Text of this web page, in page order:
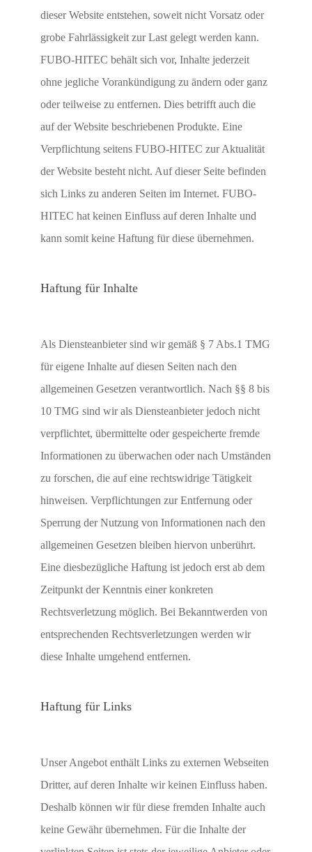
dieser Website entstehen, soweit nicht Vorsatz oder
grobe Fahrlässigkeit zur Last gelegt werden kann.
FUBO-HITEC behält sich vor, Inhalte jederzeit
ohne jegliche Vorankündigung zu ändern oder ganz
oder teilweise zu entfernen. Dies betrifft auch die
auf der Website beschriebenen Produkte. Eine
Verpflichtung seitens FUBO-HITEC zur Aktualität
der Website besteht nicht. Auf dieser Seite befinden
sich Links zu anderen Seiten im Internet. FUBO-
HITEC hat keinen Einfluss auf deren Inhalte und
kann somit keine Haftung für diese übernehmen.
Haftung für Inhalte
Als Diensteanbieter sind wir gemäß § 7 Abs.1 TMG
für eigene Inhalte auf diesen Seiten nach den
allgemeinen Gesetzen verantwortlich. Nach §§ 8 bis
10 TMG sind wir als Diensteanbieter jedoch nicht
verpflichtet, übermittelte oder gespeicherte fremde
Informationen zu überwachen oder nach Umständen
zu forschen, die auf eine rechtswidrige Tätigkeit
hinweisen. Verpflichtungen zur Entfernung oder
Sperrung der Nutzung von Informationen nach den
allgemeinen Gesetzen bleiben hiervon unberührt.
Eine diesbezügliche Haftung ist jedoch erst ab dem
Zeitpunkt der Kenntnis einer konkreten
Rechtsverletzung möglich. Bei Bekanntwerden von
entsprechenden Rechtsverletzungen werden wir
diese Inhalte umgehend entfernen.
Haftung für Links
Unser Angebot enthält Links zu externen Webseiten
Dritter, auf deren Inhalte wir keinen Einfluss haben.
Deshalb können wir für diese fremden Inhalte auch
keine Gewähr übernehmen. Für die Inhalte der